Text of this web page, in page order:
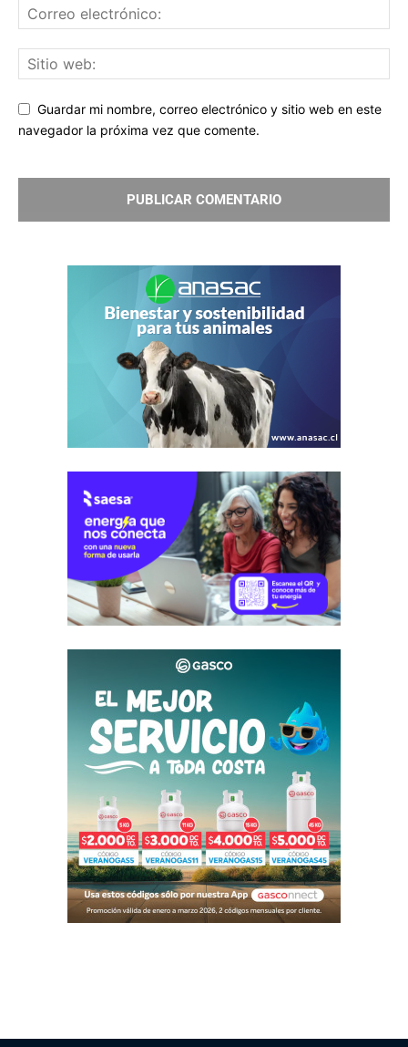
Guardar mi nombre, correo electrónico y sitio web en este
navegador la próxima vez que comente.